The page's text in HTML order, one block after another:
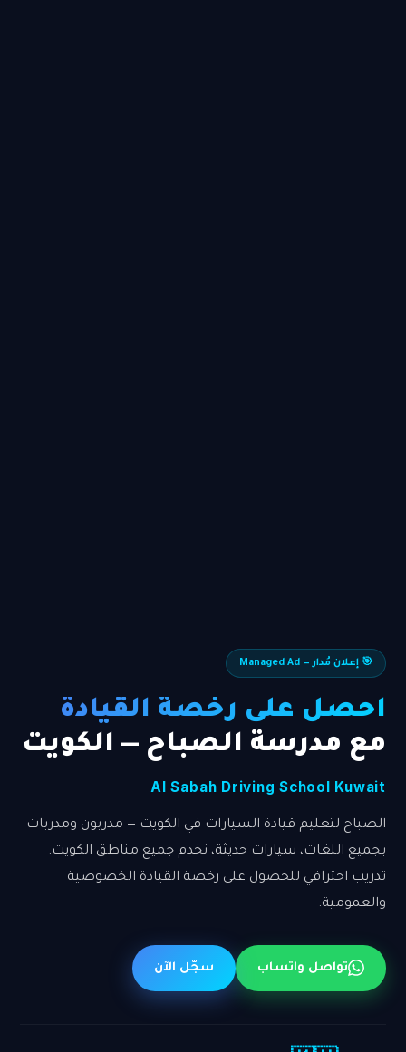
🎯 إعلان مُدار — Managed Ad
احصل على رخصة القيادة
مع مدرسة الصباح — الكويت
Al Sabah Driving School Kuwait
الصباح لتعليم قيادة السيارات في الكويت — مدربون ومدربات
بجميع اللغات، سيارات حديثة، نخدم جميع مناطق الكويت.
تدريب احترافي للحصول على رخصة القيادة الخصوصية
والعمومية.
تواصل واتساب سجّل الآن